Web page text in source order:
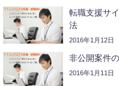
転職支援サ
法
2016年1月12日
非公開案件
2016年1月11日